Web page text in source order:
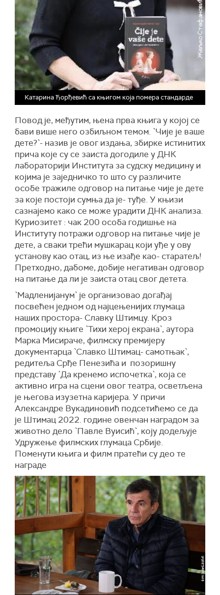
Катарина Ђорђевић са књигом која помера стандарде
Повод је, међутим, њена прва књига у којој се
бави више него озбиљном темом. `Чије је ваше
дете?`- назив је овог издања, збирке истинитих
прича које су се заиста догодиле у ДНК
лабораторији Института за судску медицину и
којима је заједничко то што су различите
особе тражиле одговор на питање чије је дете
за које постоји сумња да је- туђе. У књизи
сазнајемо како се може урадити ДНК анализа.
Куриозитет : чак 200 особа годишње на
Институту потражи одговор на питање чије је
дете, а сваки трећи мушкарац који уђе у ову
установу као отац, из ње изађе као- старатељ!
Претходно, дабоме, добије негативан одговор
на питање да ли је заиста отац свог детета.
`Мадленијанум` је организовао догађај
посвећен једном од најцењенијих глумаца
наших простора- Славку Штимцу. Кроз
промоцију књиге `Тихи херој екрана`, аутора
Марка Мисираче, филмску премијеру
документарца `Славко Штимац- самотњак`,
редитеља Срђе Пенезића и позоришну
представу `Да кренемо испочетка`, која се
активно игра на сцени овог театра, осветљена
је његова изузетна каријера. У причи
Александре Вукадиновић подсетићемо се да
је Штимац 2022. године овенчан наградом за
животно дело `Павле Вуисић`, коју додељује
Удружење филмских глумаца Србије.
Поменути књига и филм пратећи су део те
награде